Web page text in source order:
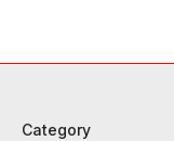
Category